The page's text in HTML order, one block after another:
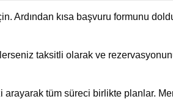
Ardından kısa başvuru formunu
taksitli olarak ve
arayarak tüm süreci birlikte planlar.